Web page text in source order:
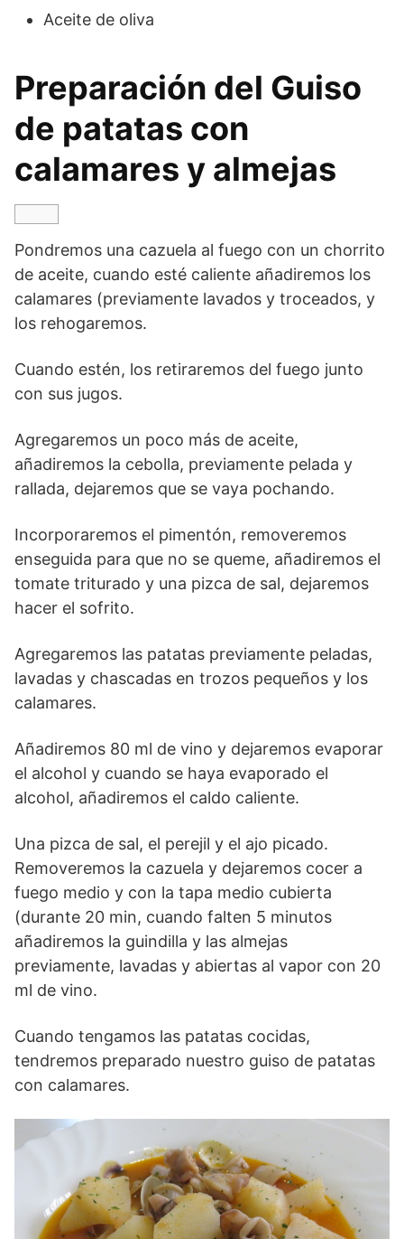
Aceite de oliva
Preparación del Guiso
de patatas con
calamares y almejas
Pondremos una cazuela al fuego con un chorrito
de aceite, cuando esté caliente añadiremos los
calamares (previamente lavados y troceados, y
los rehogaremos.
Cuando estén, los retiraremos del fuego junto
con sus jugos.
Agregaremos un poco más de aceite,
añadiremos la cebolla, previamente pelada y
rallada, dejaremos que se vaya pochando.
Incorporaremos el pimentón, removeremos
enseguida para que no se queme, añadiremos el
tomate triturado y una pizca de sal, dejaremos
hacer el sofrito.
Agregaremos las patatas previamente peladas,
lavadas y chascadas en trozos pequeños y los
calamares.
Añadiremos 80 ml de vino y dejaremos evaporar
el alcohol y cuando se haya evaporado el
alcohol, añadiremos el caldo caliente.
Una pizca de sal, el perejil y el ajo picado.
Removeremos la cazuela y dejaremos cocer a
fuego medio y con la tapa medio cubierta
(durante 20 min, cuando falten 5 minutos
añadiremos la guindilla y las almejas
previamente, lavadas y abiertas al vapor con 20
ml de vino.
Cuando tengamos las patatas cocidas,
tendremos preparado nuestro guiso de patatas
con calamares.